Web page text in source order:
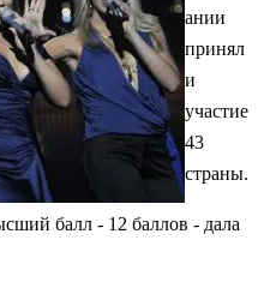
ании
принял
и
участие
43
страны.
балл - 12 баллов - дала